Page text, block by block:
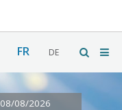
FR DE
08/08/2026